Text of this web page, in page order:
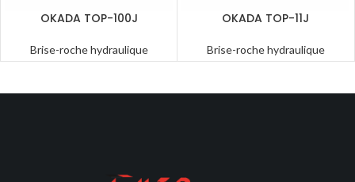
OKADA TOP-100J
Brise-roche hydraulique
OKADA TOP-11J
Brise-roche hydraulique